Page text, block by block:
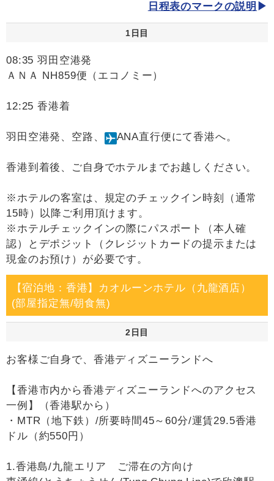
日程表のマークの説明
1日目
08:35 羽田空港発
ＡＮＡ NH859便（エコノミー）
12:25 香港着
羽田空港発、空路、 ANA直行便にて香港へ。
香港到着後、ご自身でホテルまでお越しください。
※ホテルの客室は、規定のチェックイン時刻（通常
15時）以降ご利用頂けます。
※ホテルチェックインの際にパスポート（本人確
認）とデポジット（クレジットカードの提示または
現金のお預け）が必要です。
【宿泊地：香港】カオルーンホテル（九龍酒店）
(部屋指定無/朝食無)
2日目
お客様ご自身で、香港ディズニーランドへ
【香港市内から香港ディズニーランドへのアクセス
一例】（香港駅から）
・MTR（地下鉄）/所要時間45～60分/運賃29.5香港
ドル（約550円）
1.香港島/九龍エリア ご滞在の方向け